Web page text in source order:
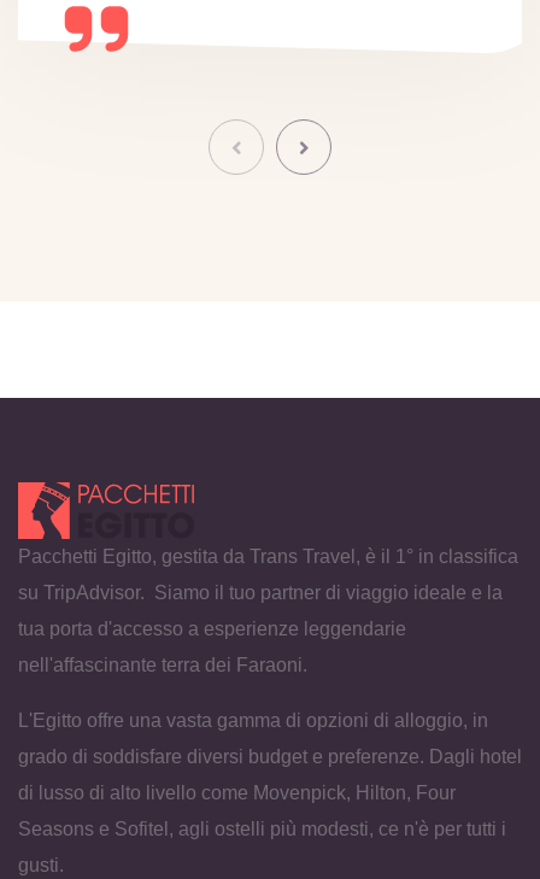
Pacchetti Egitto, gestita da Trans Travel, è il 1° in classifica
su TripAdvisor. Siamo il tuo partner di viaggio ideale e la
tua porta d'accesso a esperienze leggendarie
nell'affascinante terra dei Faraoni.
L'Egitto offre una vasta gamma di opzioni di alloggio, in
grado di soddisfare diversi budget e preferenze. Dagli hotel
di lusso di alto livello come Movenpick, Hilton, Four
Seasons e Sofitel, agli ostelli più modesti, ce n'è per tutti i
gusti.